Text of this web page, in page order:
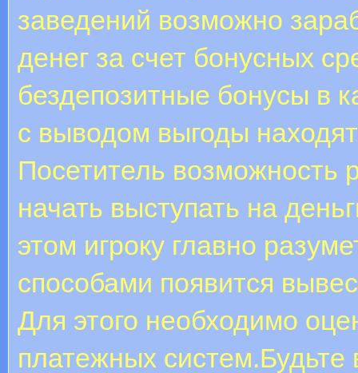
заведений возможно
денег за счет бонусных
бездепозитные бонусы в
с выводом выгоды
Посетитель возможность
начать выступать на
этом игроку главно
способами появится
Для этого необходимо
платежных